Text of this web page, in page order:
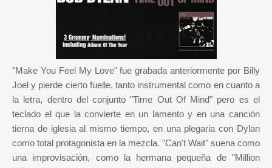
"Make You Feel My Love" fue grabada anteriormente por Billy
Joel y pierde cierto fuelle, tanto instrumental como en cuanto a
la letra, dentro del conjunto "Time Out Of Mind" pero es el
teclado el que la convierte en un lamento y en una canción
tierna de iglesia al mismo tiempo, en una plegaria con Dylan
como total protagonista en la mezcla. "Can't Wait" suena como
una improvisación, como la hermana pequeña de "Million